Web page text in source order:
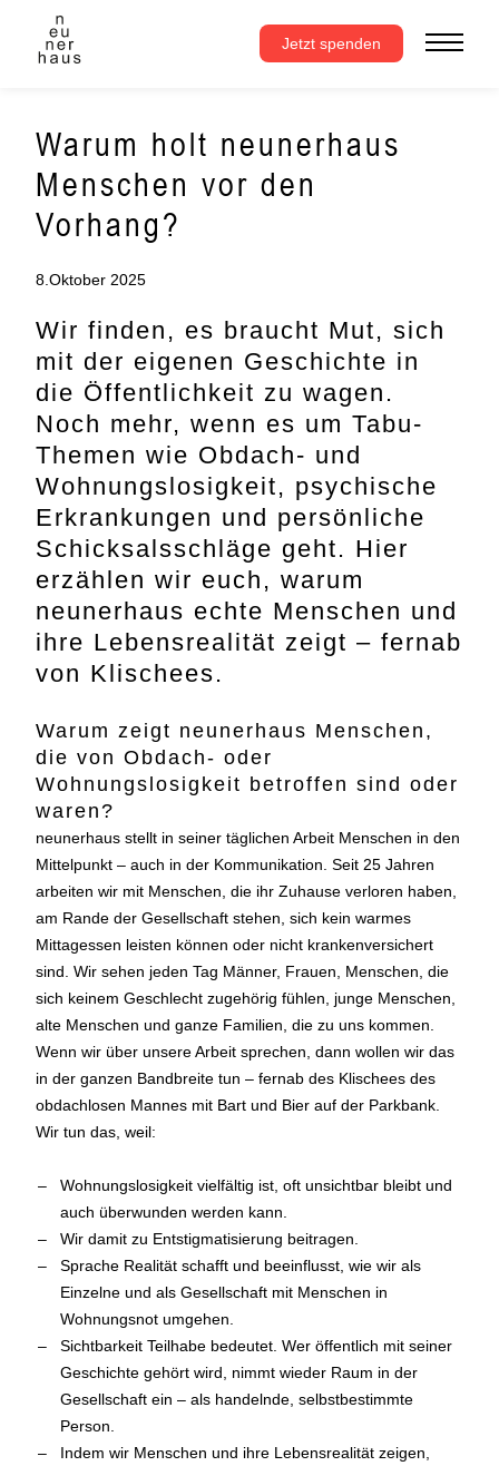
springen
Jetzt spenden
Warum holt neunerhaus
Menschen vor den
Vorhang?
8.Oktober 2025
Wir finden, es braucht Mut, sich
mit der eigenen Geschichte in
die Öffentlichkeit zu wagen.
Noch mehr, wenn es um Tabu-
Themen wie Obdach- und
Wohnungslosigkeit, psychische
Erkrankungen und persönliche
Schicksalsschläge geht. Hier
erzählen wir euch, warum
neunerhaus echte Menschen und
ihre Lebensrealität zeigt – fernab
von Klischees.
Warum zeigt neunerhaus Menschen,
die von Obdach- oder
Wohnungslosigkeit betroffen sind oder
waren?
neunerhaus stellt in seiner täglichen Arbeit Menschen in den
Mittelpunkt – auch in der Kommunikation. Seit 25 Jahren
arbeiten wir mit Menschen, die ihr Zuhause verloren haben,
am Rande der Gesellschaft stehen, sich kein warmes
Mittagessen leisten können oder nicht krankenversichert
sind. Wir sehen jeden Tag Männer, Frauen, Menschen, die
sich keinem Geschlecht zugehörig fühlen, junge Menschen,
alte Menschen und ganze Familien, die zu uns kommen.
Wenn wir über unsere Arbeit sprechen, dann wollen wir das
in der ganzen Bandbreite tun – fernab des Klischees des
obdachlosen Mannes mit Bart und Bier auf der Parkbank.
Wir tun das, weil:
Wohnungslosigkeit vielfältig ist, oft unsichtbar bleibt und
auch überwunden werden kann.
Wir damit zu Entstigmatisierung beitragen.
Sprache Realität schafft und beeinflusst, wie wir als
Einzelne und als Gesellschaft mit Menschen in
Wohnungsnot umgehen.
Sichtbarkeit Teilhabe bedeutet. Wer öffentlich mit seiner
Geschichte gehört wird, nimmt wieder Raum in der
Gesellschaft ein – als handelnde, selbstbestimmte
Person.
Indem wir Menschen und ihre Lebensrealität zeigen,